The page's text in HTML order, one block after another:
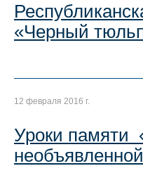
«Черный
12 февраля 2016 г.
Уроки памяти